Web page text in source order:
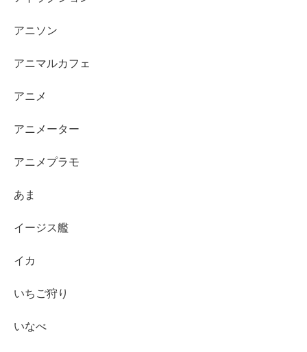
アニソン
アニマルカフェ
アニメ
アニメーター
アニメプラモ
あま
イージス艦
イカ
いちご狩り
いなべ